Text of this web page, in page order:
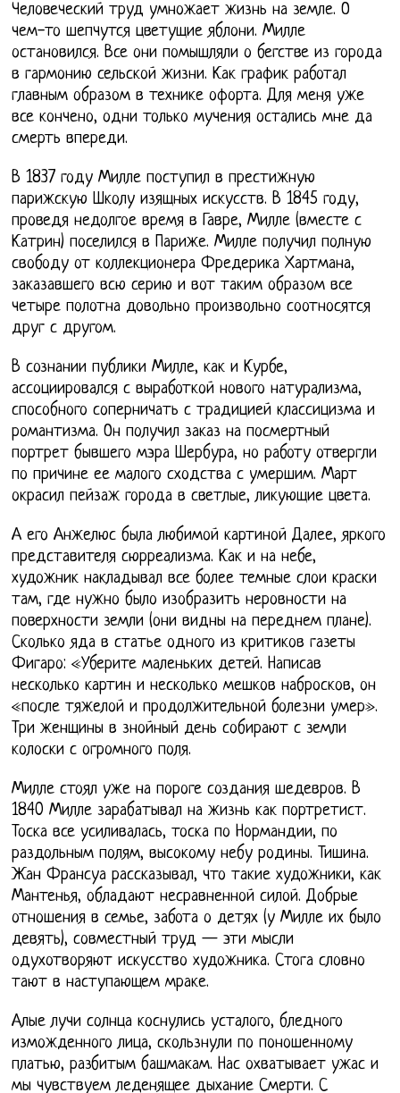
Человеческий труд умножает жизнь на земле. О
чем-то шепчутся цветущие яблони. Милле
остановился. Все они помышляли о бегстве из города
в гармонию сельской жизни. Как график работал
главным образом в технике офорта. Для меня уже
все кончено, одни только мучения остались мне да
смерть впереди.
В 1837 году Милле поступил в престижную
парижскую Школу изящных искусств. В 1845 году,
проведя недолгое время в Гавре, Милле (вместе с
Катрин) поселился в Париже. Милле получил полную
свободу от коллекционера Фредерика Хартмана,
заказавшего всю серию и вот таким образом все
четыре полотна довольно произвольно соотносятся
друг с другом.
В сознании публики Милле, как и Курбе,
ассоциировался с выработкой нового натурализма,
способного соперничать с традицией классицизма и
романтизма. Он получил заказ на посмертный
портрет бывшего мэра Шербура, но работу отвергли
по причине ее малого сходства с умершим. Март
окрасил пейзаж города в светлые, ликующие цвета.
А его Анжелюс была любимой картиной Далее, яркого
представителя сюрреализма. Как и на небе,
художник накладывал все более темные слои краски
там, где нужно было изобразить неровности на
поверхности земли (они видны на переднем плане).
Сколько яда в статье одного из критиков газеты
Фигаро: «Уберите маленьких детей. Написав
несколько картин и несколько мешков набросков, он
«после тяжелой и продолжительной болезни умер».
Три женщины в знойный день собирают с земли
колоски с огромного поля.
Милле стоял уже на пороге создания шедевров. В
1840 Милле зарабатывал на жизнь как портретист.
Тоска все усиливалась, тоска по Нормандии, по
раздольным полям, высокому небу родины. Тишина.
Жан Франсуа рассказывал, что такие художники, как
Мантенья, обладают несравненной силой. Добрые
отношения в семье, забота о детях (у Милле их было
девять), совместный труд — эти мысли
одухотворяют искусство художника. Стога словно
тают в наступающем мраке.
Алые лучи солнца коснулись усталого, бледного
изможденного лица, скользнули по поношенному
платью, разбитым башмакам. Нас охватывает ужас и
мы чувствуем леденящее дыхание Смерти. С